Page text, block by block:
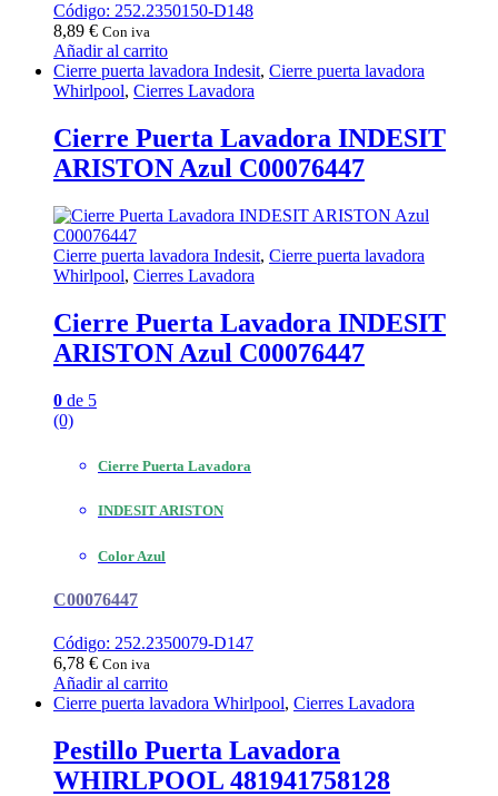
Código: 252.2350150-D148
8,89 € Con iva
Añadir al carrito
Cierre puerta lavadora Indesit, Cierre puerta lavadora
Whirlpool, Cierres Lavadora
Cierre Puerta Lavadora INDESIT
ARISTON Azul C00076447
Cierre puerta lavadora Indesit, Cierre puerta lavadora
Whirlpool, Cierres Lavadora
Cierre Puerta Lavadora INDESIT
ARISTON Azul C00076447
0 de 5
(0)
Cierre Puerta Lavadora
INDESIT ARISTON
Color Azul
C00076447
Código: 252.2350079-D147
6,78 € Con iva
Añadir al carrito
Cierre puerta lavadora Whirlpool, Cierres Lavadora
Pestillo Puerta Lavadora
WHIRLPOOL 481941758128